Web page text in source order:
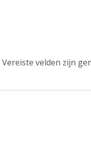
Vereiste velden zijn